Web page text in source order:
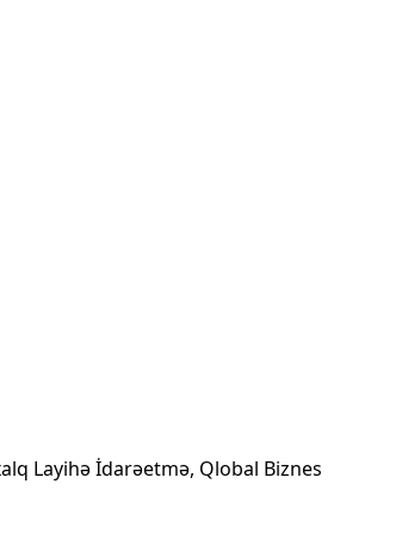
Layihə İdarəetmə, Qlobal Biznes